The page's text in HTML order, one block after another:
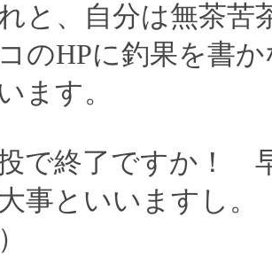
と、自分は無茶苦
のHPに釣果を書
ます。
で終了ですか！
事といいますし